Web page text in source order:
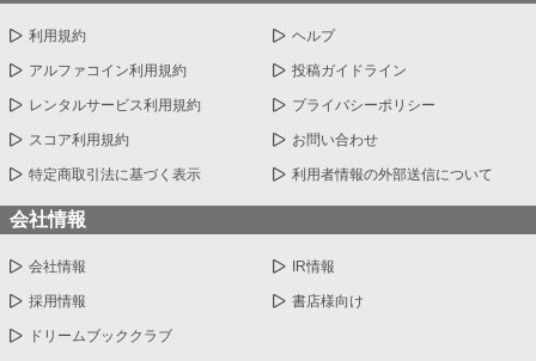
利用規約 ヘルプ
アルファコイン利用規約 投稿ガイドライン
レンタルサービス利用規約 プライバシーポリシー
スコア利用規約 お問い合わせ
特定商取引法に基づく表示 利用者情報の外部送信について
会社情報
会社情報 IR情報
採用情報 書店様向け
ドリームブッククラブ